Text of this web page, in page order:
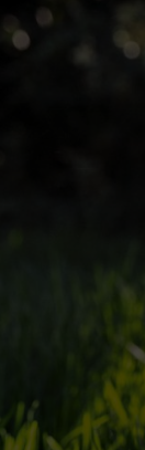
a ervas
água e ao
por baixo
for colocado sob
se deve manter a
o ano. Isto porque
já que as